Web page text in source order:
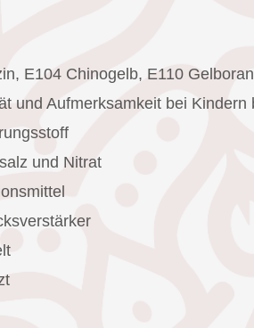
E104 Chinogelb, E110
und Aufmerksamkeit bei Kindern
und Nitrat